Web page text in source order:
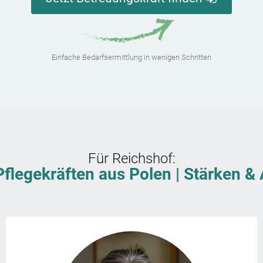
Einfache Bedarfsermittlung in wenigen Schritten
Für Reichshof:
aus Polen | Stärken